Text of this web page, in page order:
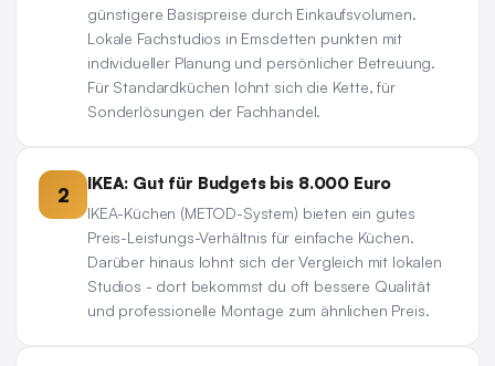
günstigere Basispreise durch Einkaufsvolumen.
Lokale Fachstudios in Emsdetten punkten mit
individueller Planung und persönlicher Betreuung.
Für Standardküchen lohnt sich die Kette, für
Sonderlösungen der Fachhandel.
2 IKEA: Gut für Budgets bis 8.000 Euro
IKEA-Küchen (METOD-System) bieten ein gutes
Preis-Leistungs-Verhältnis für einfache Küchen.
Darüber hinaus lohnt sich der Vergleich mit lokalen
Studios - dort bekommst du oft bessere Qualität
und professionelle Montage zum ähnlichen Preis.